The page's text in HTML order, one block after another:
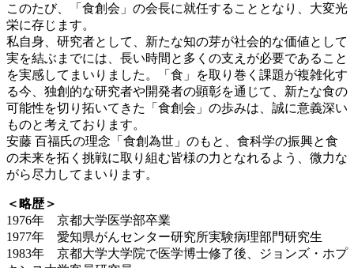
このたび、「食創会」の会長に就任することとなり、大変光
栄に存じます。
私自身、研究者として、新たな知の芽が社会的な価値として
実を結ぶまでには、長い時間と多くの支えが必要であること
を実感してまいりました。「食」を取り巻く課題が複雑化す
る今、独創的な研究者や開発者の顕彰を通じて、新たな食の
可能性を切り拓いてきた「食創会」の歩みは、誠に意義深い
ものと考えております。
安藤 百福氏の理念「食創為世」のもと、食科学の振興と食
の未来を拓く挑戦に取り組む皆様の力となれるよう、微力な
がら尽力してまいります。
＜略歴＞
1976年 京都大学医学部卒業
1977年 愛知県がんセンター研究所実験病理部門研究生
1983年 京都大学大学院で医学博士修了後、ジョンズ・ホプ